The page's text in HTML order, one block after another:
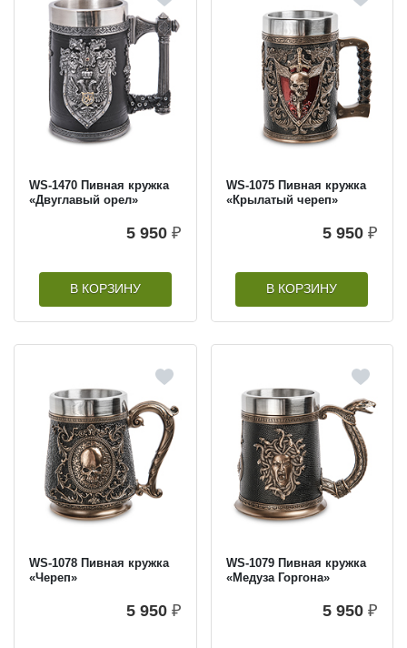
WS-1470 Пивная кружка
«Двуглавый орел»
5 950 ₽
В КОРЗИНУ
WS-1075 Пивная кружка
«Крылатый череп»
5 950 ₽
В КОРЗИНУ
WS-1078 Пивная кружка
«Череп»
5 950 ₽
WS-1079 Пивная кружка
«Медуза Горгона»
5 950 ₽